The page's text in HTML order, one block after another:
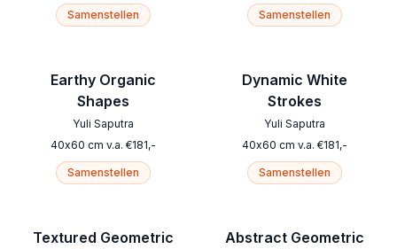
Samenstellen
Earthy Organic
Shapes
Yuli Saputra
40x60 cm v.a. €181,-
Samenstellen
Textured Geometric
Samenstellen
Dynamic White
Strokes
Yuli Saputra
40x60 cm v.a. €181,-
Samenstellen
Abstract Geometric